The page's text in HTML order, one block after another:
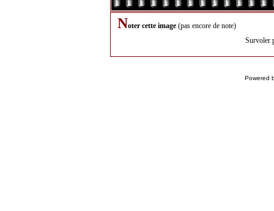
Noter cette image (pas encore de note)
Survoler
Powered